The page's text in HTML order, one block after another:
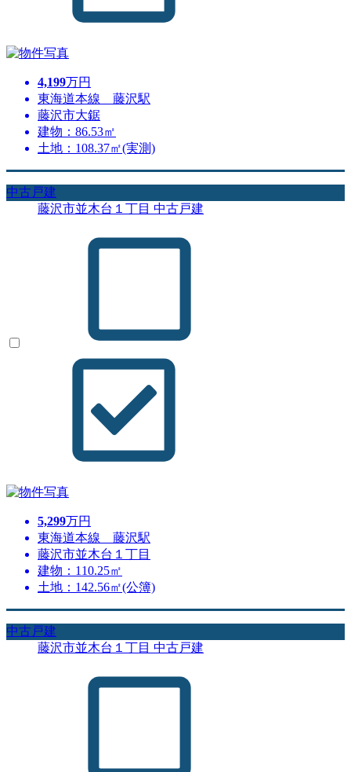
4,199万円
東海道本線 藤沢駅
藤沢市大鋸
建物：86.53㎡
土地：108.37㎡(実測)
中古戸建
藤沢市並木台１丁目 中古戸建
5,299万円
東海道本線 藤沢駅
藤沢市並木台１丁目
建物：110.25㎡
土地：142.56㎡(公簿)
中古戸建
藤沢市並木台１丁目 中古戸建